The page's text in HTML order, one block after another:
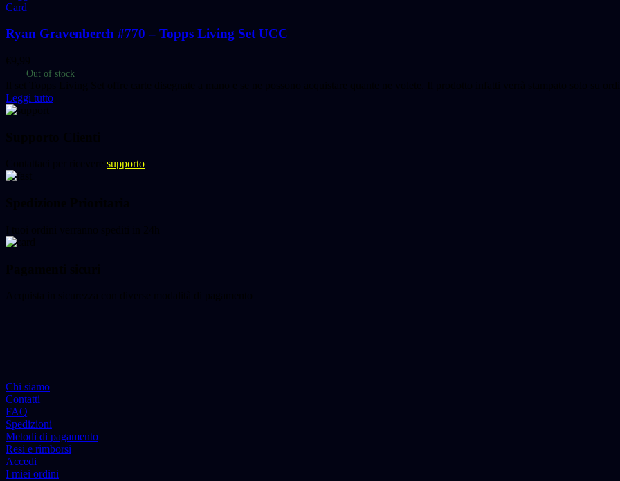
Card
Ryan Gravenberch #770 – Topps Living Set UCC
Out of stock
Leggi tutto
supporto
Chi siamo
Contatti
FAQ
Spedizioni
Metodi di pagamento
Resi e rimborsi
Accedi
I miei ordini